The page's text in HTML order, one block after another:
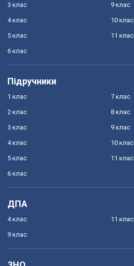
3 клас
4 клас
5 клас
6 клас
9 клас
10 клас
11 клас
Підручники
1 клас
2 клас
3 клас
4 клас
5 клас
6 клас
7 клас
8 клас
9 клас
10 клас
11 клас
ДПА
4 клас
9 клас
11 клас